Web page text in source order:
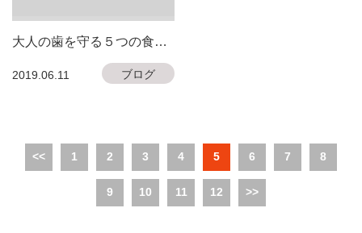
大人の歯を守る５つの食習
2019.06.11 ブログ
<< 1 2 3 4 5 6 7 8
9 10 11 12 >>